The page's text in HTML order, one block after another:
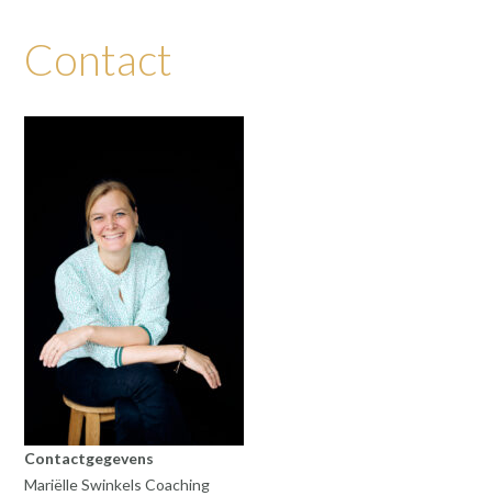
Contact
Contactgegevens
Mariëlle Swinkels Coaching